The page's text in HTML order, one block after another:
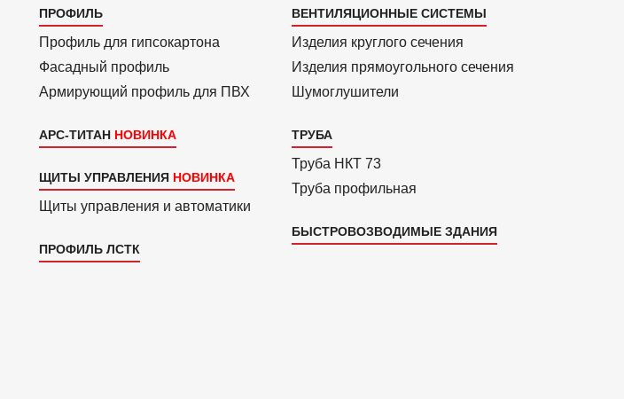
Каталог
3
ПРОФИЛЬ
Профиль для гипсо­картона
Фасадный профиль
Армиру­ю­щий профиль для ПВХ
АРС-ТИТАН
ЩИТЫ УПРАВЛЕНИЯ
Щиты управления и автоматики
ПРОФИЛЬ ЛСТК
Каталог
4
ВЕНТИЛЯЦИОННЫЕ СИСТЕМЫ
Изделия круглого сечения
Изделия прямоуголь­ного сечения
Шумоглушители
ТРУБА
Труба НКТ 73
Труба профильная
БЫСТРОВОЗВОДИМЫЕ ЗДАНИЯ